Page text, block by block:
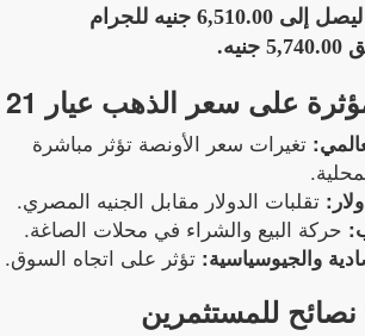
ليصل إلى6,510.00 جنيه للجرام
5,740.00 جنيه .
على سعر الذهب عيار 21
تغيرات سعر الأونصة تؤثر مباشرة
تقلبات الدولار مقابل الجنيه المصري.
حركة البيع والشراء في محلات الصاغة.
والجيوسياسية: تؤثر على اتجاه السوق.
للمستثمرين